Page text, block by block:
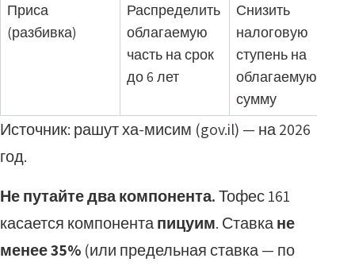
Приса
(разбивка)
Распределить
облагаемую
часть на срок
до 6 лет
Снизить
налоговую
ступень на
облагаемую
сумму
Источник: рашут ха-мисим (gov.il) — на 2026
год.
Не путайте два компонента.Тофес 161
касается компонентапицуим. Ставкане
менее 35% (или предельная ставка — по